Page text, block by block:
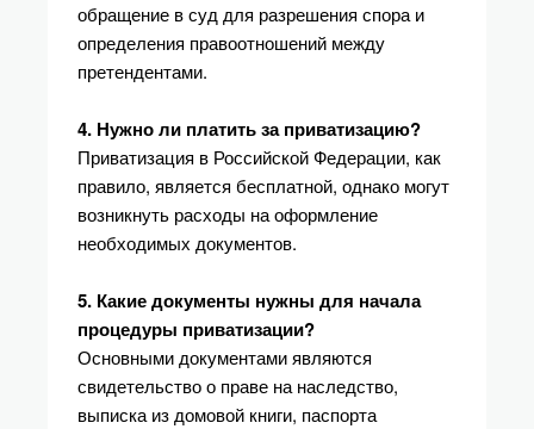
обращение в суд для разрешения спора и
определения правоотношений между
претендентами.
4. Нужно ли платить за приватизацию?
Приватизация в Российской Федерации, как
правило, является бесплатной, однако могут
возникнуть расходы на оформление
необходимых документов.
5. Какие документы нужны для начала
процедуры приватизации?
Основными документами являются
свидетельство о праве на наследство,
выписка из домовой книги, паспорта